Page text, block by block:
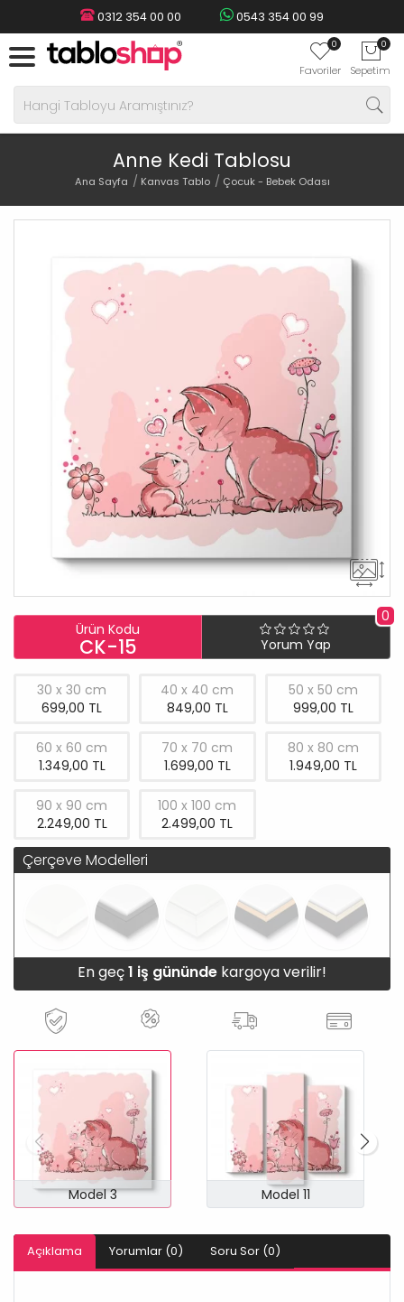
0312 354 00 00 0543 354 00 99
0
Favoriler
0
Sepetim
Anne Kedi Tablosu
Ana Sayfa Kanvas Tablo Çocuk - Bebek Odası
Ürün Kodu
CK-15
0
Yorum Yap
30 x 30 cm
699,00 TL
40 x 40 cm
849,00 TL
50 x 50 cm
999,00 TL
60 x 60 cm
1.349,00 TL
70 x 70 cm
1.699,00 TL
80 x 80 cm
1.949,00 TL
90 x 90 cm
2.249,00 TL
100 x 100 cm
2.499,00 TL
Çerçeve Modelleri
En geç1 iş gününde kargoya verilir!
Model 3 Model 11
Açıklama Yorumlar (0) Soru Sor (0)